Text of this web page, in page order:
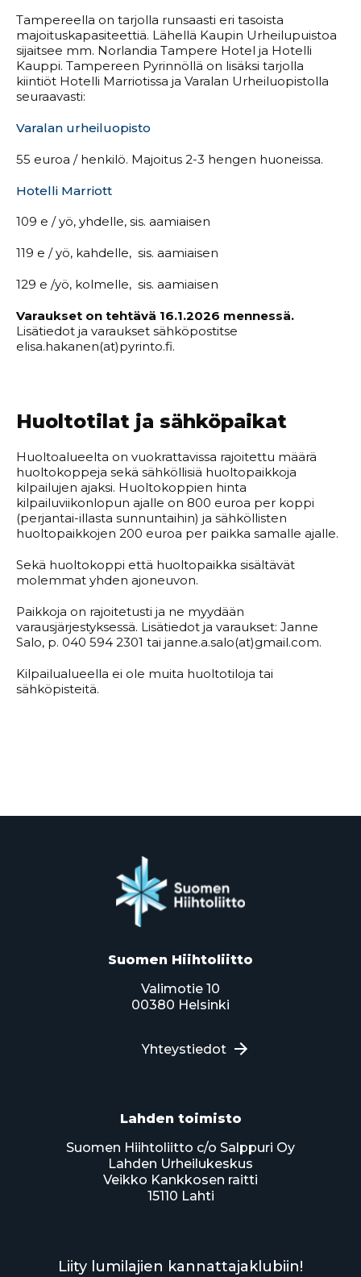
Tampereella on tarjolla runsaasti eri tasoista
majoituskapasiteettiä. Lähellä Kaupin Urheilupuistoa
sijaitsee mm. Norlandia Tampere Hotel ja Hotelli
Kauppi. Tampereen Pyrinnöllä on lisäksi tarjolla
kiintiöt Hotelli Marriotissa ja Varalan Urheiluopistolla
seuraavasti:
Varalan urheiluopisto
55 euroa / henkilö. Majoitus 2-3 hengen huoneissa.
Hotelli Marriott
109 e / yö, yhdelle, sis. aamiaisen
119 e / yö, kahdelle, sis. aamiaisen
129 e /yö, kolmelle, sis. aamiaisen
Varaukset on tehtävä 16.1.2026 mennessä.
Lisätiedot ja varaukset sähköpostitse
elisa.hakanen(at)pyrinto.fi.
Huoltotilat ja sähköpaikat
Huoltoalueelta on vuokrattavissa rajoitettu määrä
huoltokoppeja sekä sähköllisiä huoltopaikkoja
kilpailujen ajaksi. Huoltokoppien hinta
kilpailuviikonlopun ajalle on 800 euroa per koppi
(perjantai-illasta sunnuntaihin) ja sähköllisten
huoltopaikkojen 200 euroa per paikka samalle ajalle.
Sekä huoltokoppi että huoltopaikka sisältävät
molemmat yhden ajoneuvon.
Paikkoja on rajoitetusti ja ne myydään
varausjärjestyksessä. Lisätiedot ja varaukset: Janne
Salo, p. 040 594 2301 tai janne.a.salo(at)gmail.com.
Kilpailualueella ei ole muita huoltotiloja tai
sähköpisteitä.
Suomen Hiihtoliitto
Valimotie 10
00380 Helsinki
Yhteystiedot
Lahden toimisto
Suomen Hiihtoliitto c/o Salppuri Oy
Lahden Urheilukeskus
Veikko Kankkosen raitti
15110 Lahti
Liity lumilajien kannattajaklubiin!